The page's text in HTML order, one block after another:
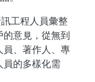
工程人員彙整
意見，從無到
員、著作人、專
的多樣化需